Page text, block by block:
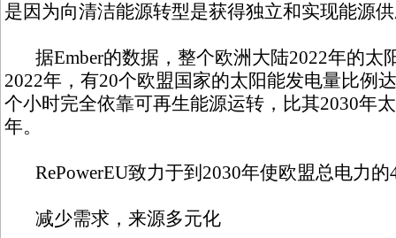
是因为向清洁能源转型是获得独立和实现能源
据Ember的数据，整个欧洲大陆2022年的太
2022年，有20个欧盟国家的太阳能发电量比例
个小时完全依靠可再生能源运转，比其2030年
年。
RePowerEU致力于到2030年使欧盟总电力的
减少需求，来源多元化